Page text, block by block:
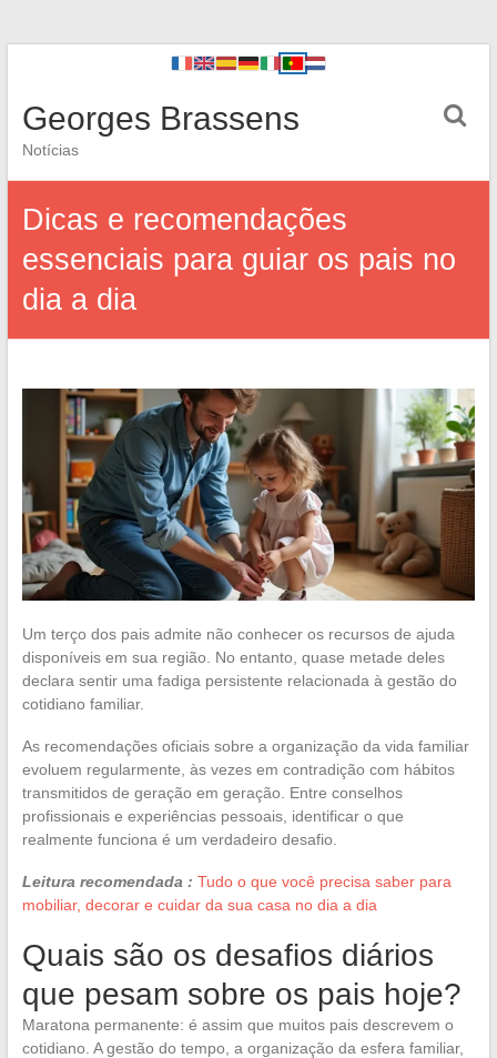
Georges Brassens
Notícias
Dicas e recomendações
essenciais para guiar os pais no
dia a dia
Um terço dos pais admite não conhecer os recursos de ajuda
disponíveis em sua região. No entanto, quase metade deles
declara sentir uma fadiga persistente relacionada à gestão do
cotidiano familiar.
As recomendações oficiais sobre a organização da vida familiar
evoluem regularmente, às vezes em contradição com hábitos
transmitidos de geração em geração. Entre conselhos
profissionais e experiências pessoais, identificar o que
realmente funciona é um verdadeiro desafio.
Leitura recomendada : Tudo o que você precisa saber para
mobiliar, decorar e cuidar da sua casa no dia a dia
Quais são os desafios diários
que pesam sobre os pais hoje?
Maratona permanente: é assim que muitos pais descrevem o
cotidiano. A gestão do tempo, a organização da esfera familiar,